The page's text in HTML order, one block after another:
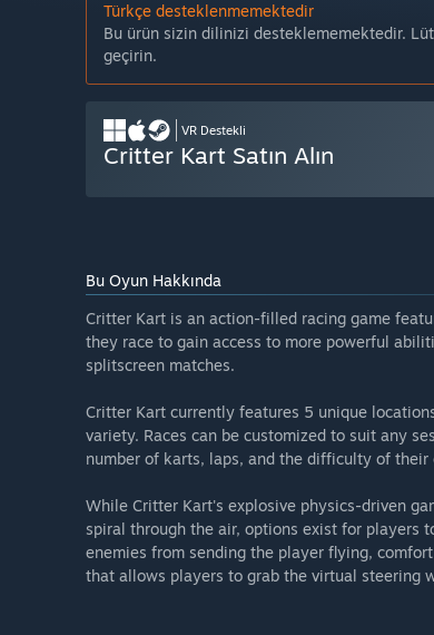
Türkçe desteklenmemektedir
Bu ürün sizin dilinizi desteklememektedir.
geçirin.
VR Destekli
Critter Kart Satın Alın
Bu Oyun Hakkında
Critter Kart is an action-filled racing game
they race to gain access to more powerful
splitscreen matches.
Critter Kart currently features 5 unique
variety. Races can be customized to suit any
number of karts, laps, and the difficulty of their
While Critter Kart's explosive physics-driven
spiral through the air, options exist for players
enemies from sending the player flying,
that allows players to grab the virtual steering